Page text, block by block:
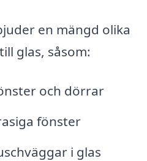
en mängd olika
glas, såsom:
och dörrar
fönster
i glas